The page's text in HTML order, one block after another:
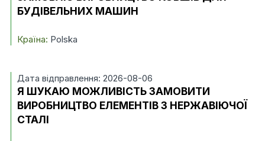
БУДІВЕЛЬНИХ МАШИН
Країна: Polska
Дата відправлення: 2026-08-06
Я ШУКАЮ МОЖЛИВІСТЬ ЗАМОВИТИ
ВИРОБНИЦТВО ЕЛЕМЕНТІВ З НЕРЖАВІЮЧОЇ
СТАЛІ